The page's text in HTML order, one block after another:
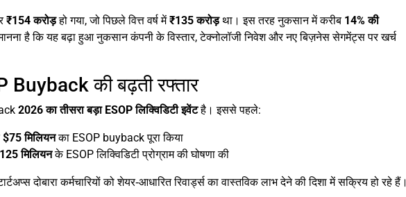
₹154 करोड़हो गया, जो पिछले वित्त वर्ष में₹135 करोड़था। इस तरह नुकसान में करीब 14% की
है कि यह बढ़ा हुआ नुकसान कंपनी के विस्तार, टेक्नोलॉजी निवेश और नए बिज़नेस सेगमेंट्स पर खर्च
Buyback की बढ़ती रफ्तार
2026 का तीसरा बड़ा ESOP लिक्विडिटी इवेंटहै। इससे पहले:
$75 मिलियनका ESOP buyback पूरा किया
मिलियनके ESOP लिक्विडिटी प्रोग्राम की घोषणा की
दोबारा कर्मचारियों को शेयर‑आधारित रिवार्ड्स का वास्तविक लाभ देने की दिशा में सक्रिय हो रहे हैं।